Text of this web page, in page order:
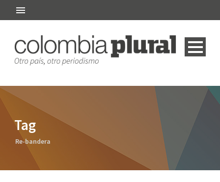
Tag
Re-bandera